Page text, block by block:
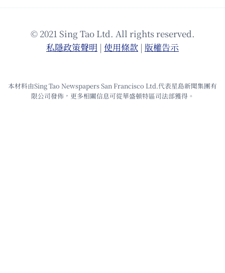
© 2021 Sing Tao Ltd. All rights reserved.
私隱政策聲明 | 使⽤條款 | 版權告⽰
本材料由Sing Tao Newspapers San Francisco Ltd.代表星島新聞集團有
限公司發佈，更多相關信息可從華盛頓特區司法部獲得。